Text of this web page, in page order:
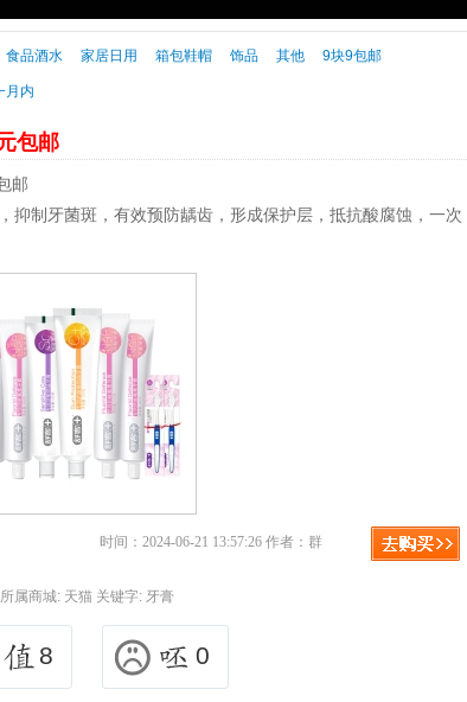
食品酒水 家居日用 箱包鞋帽 饰品 其他 9块9包邮
月内
包邮
邮
抑制牙菌斑，有效预防龋齿，形成保护层，抵抗酸腐蚀，一次
时间：2024-06-21 13:57:26 作者：群
所属商城: 天猫关键字: 牙膏
8 0
京东优惠券与京东返利红包！